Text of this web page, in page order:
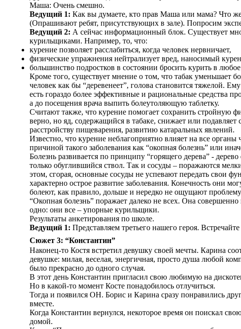
Маша: Очень смешно.
Ведущий 1: Как вы думаете, кто прав Маша или мама? Что
(Опрашивают ребят, присутствующих в зале). Попросим
Ведущий 2: А сейчас информационный блок. Существует
курильщиками. Например, то, что:
курение позволяет расслабиться, когда человек нервничает,
физические упражнения нейтрализует вред, наносимый
большинство подростков в состоянии бросить курить в
Кроме того, существует мнение о том, что табак уменьшает
человек как бы “деревенеет”, голова становится тяжелой.
есть гораздо более эффективные и рациональные средства
а до посещения врача выпить болеутоляющую таблетку.
Считают также, что курение помогает сохранить стройную
верно, но яд, содержащийся в табаке, снижает или
расстройству пищеварения, развитию катаральных явлений.
Известно, что курение неблагоприятно влияет на все органы
причиной такого заболевания как “окопная болезнь” или
Болезнь развивается по принципу “горящего дерева” -
только обуглившийся ствол. Так и сосуды – поражаются
этом, сгорая, основные сосуды не успевают передать свои
характерно острое развитие заболевания. Конечность они
болеют, как правило, дольше и нередко не ощущают
“Окопная болезнь” поражает далеко не всех. Она
одно: они все – упорные курильщики.
Результаты анкетирования по школе.
Ведущий 1: Представляем третьего нашего героя.
Сюжет 3: “Константин”
Наконец-то Костя встретил девушку своей мечты. Карина
девушке: милая, веселая, энергичная, просто душа любой
было прекрасно до одного случая.
В этот день Константин пригласил свою любимую на
Но в какой-то момент Косте понадобилось отлучиться.
Тогда и появился ОН. Борис и Карина сразу понравились
вместе.
Когда Константин вернулся, некоторое время он поискал
домой.